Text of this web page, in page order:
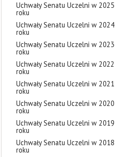
Uchwały Senatu Uczelni w 2025
roku
Uchwały Senatu Uczelni w 2024
roku
Uchwały Senatu Uczelni w 2023
roku
Uchwały Senatu Uczelni w 2022
roku
Uchwały Senatu Uczelni w 2021
roku
Uchwały Senatu Uczelni w 2020
roku
Uchwały Senatu Uczelni w 2019
roku
Uchwały Senatu Uczelni w 2018
roku